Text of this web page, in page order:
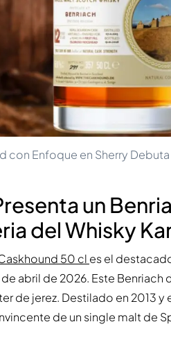
47
con Enfoque en Sherry
un
del Whisky
50 cl es el
de abril de 2026. Este
de jerez. Destilado en 2013
de un single malt de